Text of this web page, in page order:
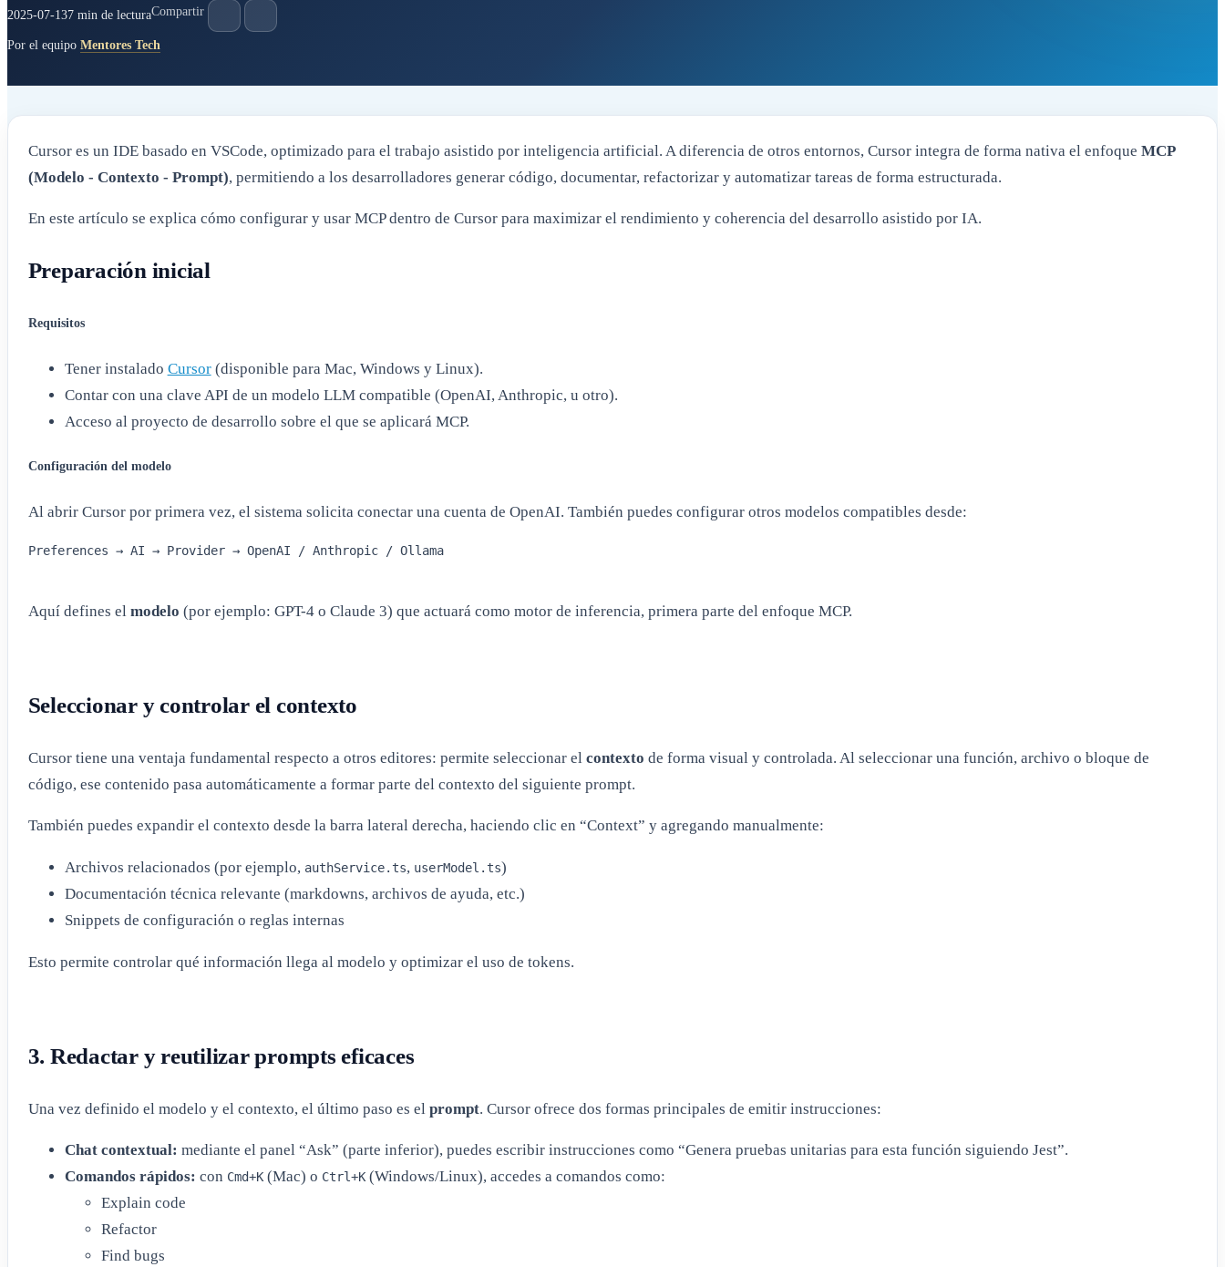
2025-07-137 min de lecturaCompartir
Por el equipo Mentores Tech
Cursor es un IDE basado en VSCode, optimizado para el trabajo asistido por inteligencia artificial. A diferencia de otros entornos, Cursor integra de forma nativa el enfoque MCP
(Modelo - Contexto - Prompt), permitiendo a los desarrolladores generar código, documentar, refactorizar y automatizar tareas de forma estructurada.
En este artículo se explica cómo configurar y usar MCP dentro de Cursor para maximizar el rendimiento y coherencia del desarrollo asistido por IA.
Preparación inicial
Requisitos
Tener instalado Cursor(disponible para Mac, Windows y Linux).
Contar con una clave API de un modelo LLM compatible (OpenAI, Anthropic, u otro).
Acceso al proyecto de desarrollo sobre el que se aplicará MCP.
Configuración del modelo
Al abrir Cursor por primera vez, el sistema solicita conectar una cuenta de OpenAI. También puedes configurar otros modelos compatibles desde:
Preferences → AI → Provider → OpenAI / Anthropic / Ollama
Aquí defines el modelo (por ejemplo: GPT-4 o Claude 3) que actuará como motor de inferencia, primera parte del enfoque MCP.
Seleccionar y controlar el contexto
Cursor tiene una ventaja fundamental respecto a otros editores: permite seleccionar el contexto de forma visual y controlada. Al seleccionar una función, archivo o bloque de
código, ese contenido pasa automáticamente a formar parte del contexto del siguiente prompt.
También puedes expandir el contexto desde la barra lateral derecha, haciendo clic en “Context” y agregando manualmente:
Archivos relacionados (por ejemplo, authService.ts, userModel.ts)
Documentación técnica relevante (markdowns, archivos de ayuda, etc.)
Snippets de configuración o reglas internas
Esto permite controlar qué información llega al modelo y optimizar el uso de tokens.
3. Redactar y reutilizar prompts eficaces
Una vez definido el modelo y el contexto, el último paso es el prompt. Cursor ofrece dos formas principales de emitir instrucciones:
Chat contextual: mediante el panel “Ask” (parte inferior), puedes escribir instrucciones como “Genera pruebas unitarias para esta función siguiendo Jest”.
Comandos rápidos: con Cmd+K(Mac) o Ctrl+K(Windows/Linux), accedes a comandos como:
Explain code
Refactor
Find bugs